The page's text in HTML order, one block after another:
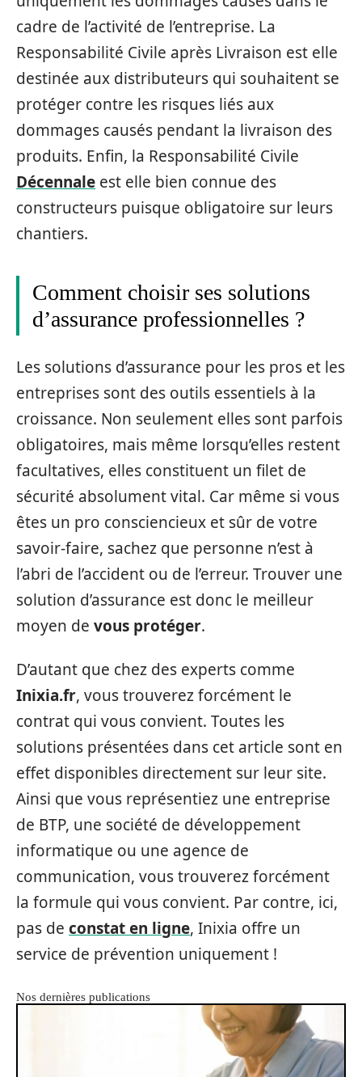
cadre de l’activité de l’entreprise. La
Responsabilité Civile après Livraison est elle
destinée aux distributeurs qui souhaitent se
protéger contre les risques liés aux
dommages causés pendant la livraison des
produits. Enfin, la Responsabilité Civile
Décennale est elle bien connue des
constructeurs puisque obligatoire sur leurs
chantiers.
Comment choisir ses solutions
d’assurance professionnelles ?
Les solutions d’assurance pour les pros et les
entreprises sont des outils essentiels à la
croissance. Non seulement elles sont parfois
obligatoires, mais même lorsqu’elles restent
facultatives, elles constituent un filet de
sécurité absolument vital. Car même si vous
êtes un pro consciencieux et sûr de votre
savoir-faire, sachez que personne n’est à
l’abri de l’accident ou de l’erreur. Trouver une
solution d’assurance est donc le meilleur
moyen de vous protéger.
D’autant que chez des experts comme
Inixia.fr, vous trouverez forcément le
contrat qui vous convient. Toutes les
solutions présentées dans cet article sont en
effet disponibles directement sur leur site.
Ainsi que vous représentiez une entreprise
de BTP, une société de développement
informatique ou une agence de
communication, vous trouverez forcément
la formule qui vous convient. Par contre, ici,
pas de constat en ligne, Inixia offre un
service de prévention uniquement !
Nos dernières publications